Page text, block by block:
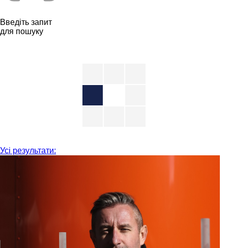
Введіть запит
для пошуку
Усі результати: